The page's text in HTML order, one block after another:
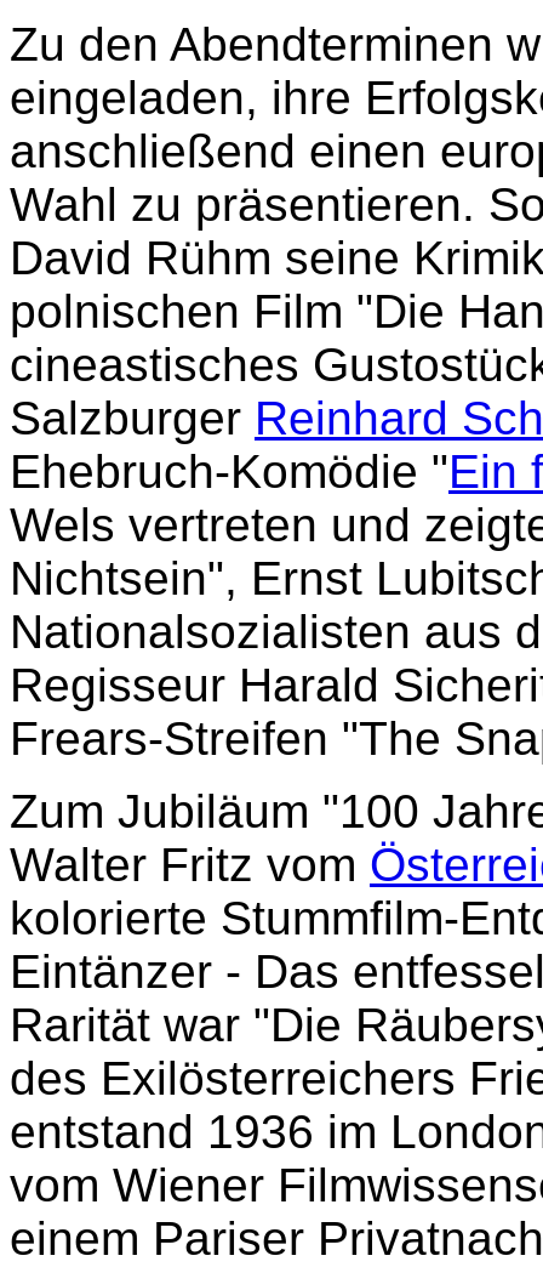
Zu den Abendterminen
eingeladen, ihre
anschließend einen
Wahl zu präsentieren.
David Rühm seine
polnischen Film "Die
cineastisches
Salzburger Reinhard
Ehebruch-Komödie "Ein
Wels vertreten und
Nichtsein", Ernst
Nationalsozialisten aus
Regisseur Harald
Frears-Streifen "The
Zum Jubiläum "100
Walter Fritz vom
kolorierte Stummfilm-
Eintänzer - Das
Rarität war "Die
des Exilösterreichers
entstand 1936 im
vom Wiener
einem Pariser